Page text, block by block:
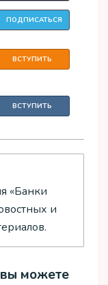
ПОДПИСАТЬСЯ
ВСТУПИТЬ
ВСТУПИТЬ
«Банки
и
вы можете